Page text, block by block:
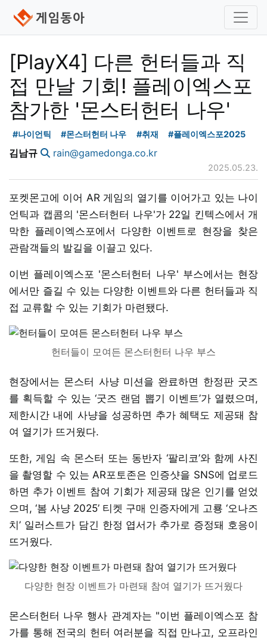
[PlayX4] 다른 헌터들과 직
접 만날 기회! 플레이엑스포
참가한 '몬스터헌터 나우'
#나이언틱 #몬스터헌터 나우 #취재 #플레이엑스포2025
김남규 rain@gamedonga.co.kr
2025.05.23.
포켓몬고에 이어 AR 게임의 열기를 이어가고 있는 나이
언틱과 캡콤의 '몬스터헌터 나우'가 22일 킨텍스에서 개
막한 플레이엑스포에서 다양한 이벤트로 현장을 찾은
관람객들의 발길을 이끌고 있다.
이번 플레이엑스포 '몬스터헌터 나우' 부스에서는 현장
에서만 즐길 수 있는 다양한 이벤트와 다른 헌터들과 직
접 교류할 수 있는 기회가 마련됐다.
헌터들이 모여든 몬스터헌터 나우 부스
현장에서는 몬스터 사냥 미션을 완료하면 한정판 굿즈
를 획득할 수 있는 ‘굿즈 랜덤 뽑기 이벤트’가 열렸으며,
제한시간 내에 사냥을 성공하면 추가 혜택도 제공돼 참
여 열기가 뜨거웠다.
또한, 게임 속 몬스터 또는 동반자 ‘팔리코’와 함께 사진
을 촬영할 수 있는 AR포토존은 인증샷을 SNS에 업로드
하면 추가 이벤트 참여 기회가 제공돼 많은 인기를 얻었
으며, ‘봄 사냥 2025’ 티켓 구매 인증자에게 고룡 ‘오나즈
치’ 일러스트가 담긴 한정 엽서가 추가로 증정돼 호응이
뜨거웠다.
다양한 현장 이벤트가 마련돼 참여 열기가 뜨거웠다
몬스터헌터 나우 행사 관계자는 "이번 플레이엑스포 참
가를 통해 전국의 헌터 여러분을 직접 만나고, 오프라인